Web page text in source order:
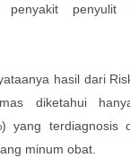
penyakit penyulit
hasil dari
diketahui
yang terdiagnosis
minum obat.